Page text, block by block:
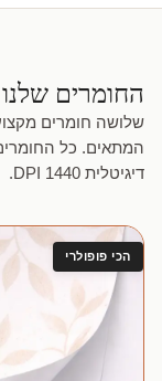
החומרים שלנו
שלושה חומרים
המתאים. כל
דיגיטלית 1440 DPI.
הכי פופולרי